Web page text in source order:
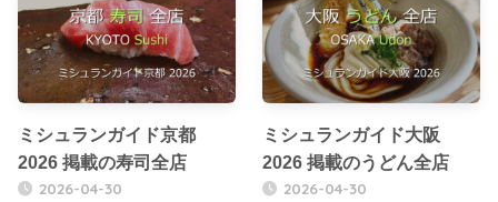
ミシュランガイド京都
2026 掲載の寿司全店
2026-04-30
ミシュランガイド大阪
2026 掲載のうどん全店
2026-04-30